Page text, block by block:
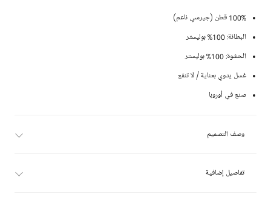
100% قطن (جيرسي ناعم)
البطانة: 100% بوليستر
الحشوة: 100% بوليستر
غسل يدوي بعناية / لا تنقع
صنع في أوروبا
وصف التصميم
تفاصيل إضافية